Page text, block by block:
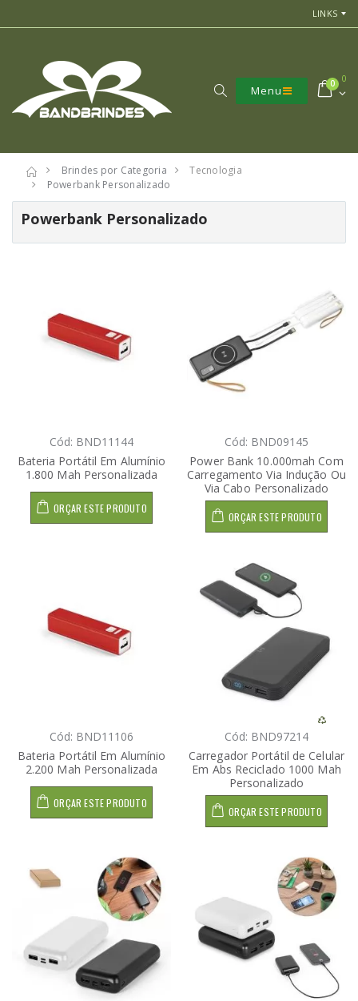
LINKS
Menu
0
0
Brindes por Categoria
Tecnologia
Powerbank Personalizado
Powerbank Personalizado
Cód: BND11144
Bateria Portátil Em Alumínio
1.800 Mah Personalizada
ORÇAR ESTE PRODUTO
Cód: BND09145
Power Bank 10.000mah Com
Carregamento Via Indução Ou
Via Cabo Personalizado
ORÇAR ESTE PRODUTO
Cód: BND11106
Bateria Portátil Em Alumínio
2.200 Mah Personalizada
ORÇAR ESTE PRODUTO
Cód: BND97214
Carregador Portátil de Celular
Em Abs Reciclado 1000 Mah
Personalizado
ORÇAR ESTE PRODUTO